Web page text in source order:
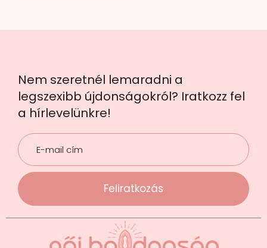
Nem szeretnél lemaradni a
legszexibb újdonságokról? Iratkozz fel
a hírlevelünkre!
Feliratkozás